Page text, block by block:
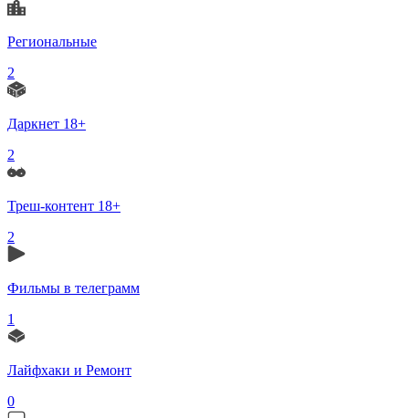
Региональные
2
Даркнет 18+
2
Треш-контент 18+
2
Фильмы в телеграмм
1
Лайфхаки и Ремонт
0